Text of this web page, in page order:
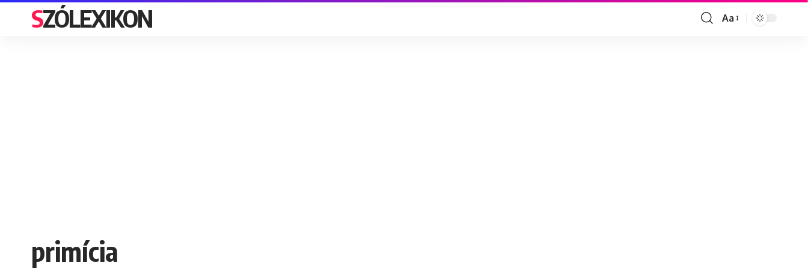
SZÓLEXIKON
Font
Aa
primícia